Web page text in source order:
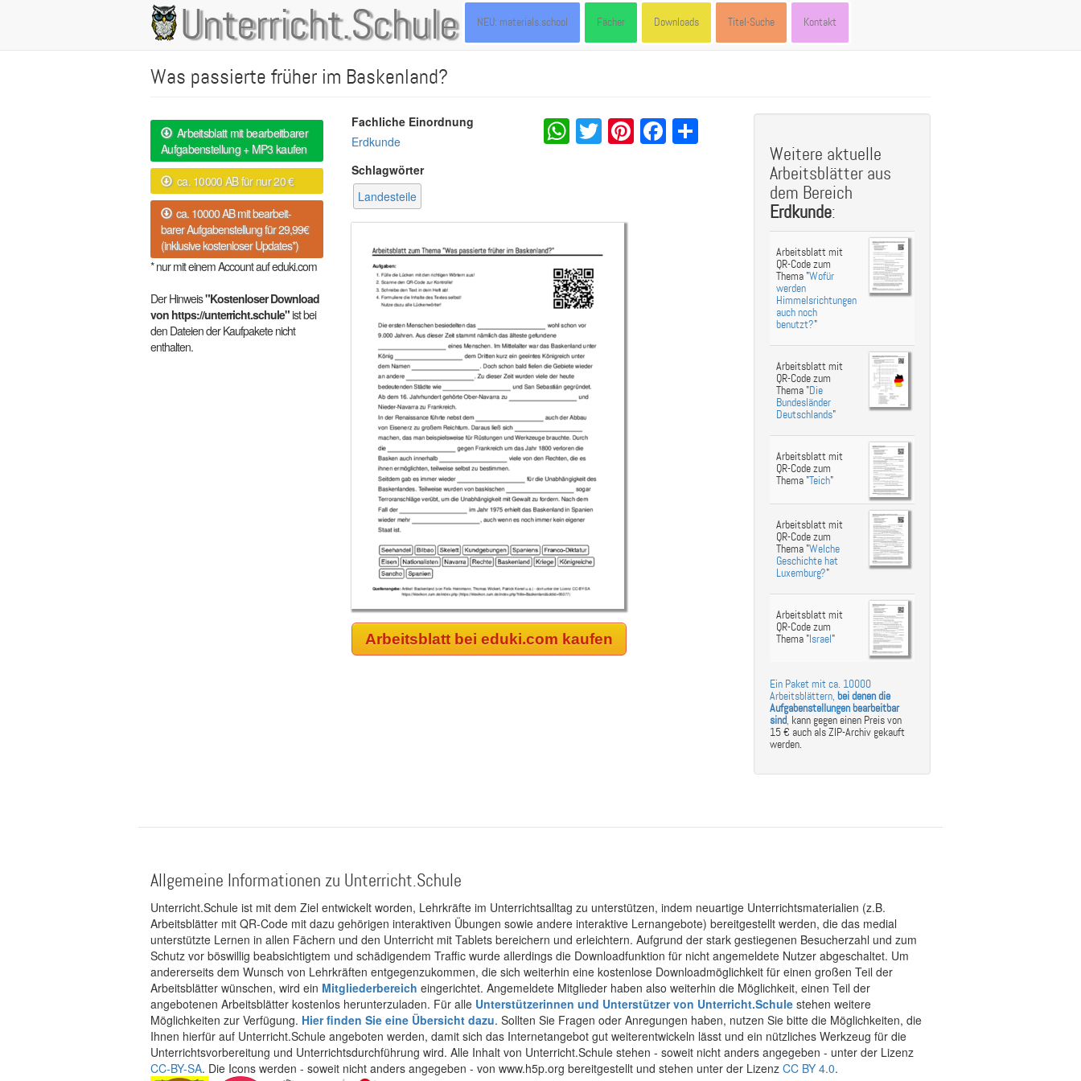
Unterricht.Schule
Main
navigation
NEU: materials.school Fächer Downloads Titel-Suche Kontakt
Was passierte früher im Baskenland?
Arbeitsblatt mit bearbeitbarer
Aufgabenstellung + MP3 kaufen
ca. 10000 AB für nur 20 €
ca. 10000 AB mit bearbeit-
barer Aufgabenstellung für 29,99€
(inklusive kostenloser Updates*)
* nur mit einem Account auf eduki.com
Der Hinweis"Kostenloser Download
von https://unterricht.schule"ist bei
den Dateien der Kaufpakete nicht
enthalten.
Fachliche Einordnung
Erdkunde
Schlagwörter
Landesteile
WhatsApp
Twitter
Pinterest
Facebook
Share
Arbeitsblatt bei eduki.com kaufen
Weitere aktuelle
Arbeitsblätter aus
dem Bereich
Erdkunde:
Arbeitsblatt mit
QR-Code zum
Thema "Wofür
werden
Himmelsrichtungen
auch noch
benutzt?"
Arbeitsblatt mit
QR-Code zum
Thema "Die
Bundesländer
Deutschlands"
Arbeitsblatt mit
QR-Code zum
Thema "Teich"
Arbeitsblatt mit
QR-Code zum
Thema "Welche
Geschichte hat
Luxemburg?"
Arbeitsblatt mit
QR-Code zum
Thema "Israel"
Ein Paket mit ca. 10000
Arbeitsblättern, bei denen die
Aufgabenstellungen bearbeitbar
sind, kann gegen einen Preis von
15 € auch als ZIP-Archiv gekauft
werden.
Allgemeine Informationen zu Unterricht.Schule
Unterricht.Schule ist mit dem Ziel entwickelt worden, Lehrkräfte im Unterrichtsalltag zu unterstützen, indem neuartige Unterrichtsmaterialien (z.B.
Arbeitsblätter mit QR-Code mit dazu gehörigen interaktiven Übungen sowie andere interaktive Lernangebote) bereitgestellt werden, die das medial
unterstützte Lernen in allen Fächern und den Unterricht mit Tablets bereichern und erleichtern. Aufgrund der stark gestiegenen Besucherzahl und zum
Schutz vor böswillig beabsichtigtem und schädigendem Traffic wurde allerdings die Downloadfunktion für nicht angemeldete Nutzer abgeschaltet. Um
andererseits dem Wunsch von Lehrkräften entgegenzukommen, die sich weiterhin eine kostenlose Downloadmöglichkeit für einen großen Teil der
Arbeitsblätter wünschen, wird ein Mitgliederbereich eingerichtet. Angemeldete Mitglieder haben also weiterhin die Möglichkeit, einen Teil der
angebotenen Arbeitsblätter kostenlos herunterzuladen. Für alle Unterstützerinnen und Unterstützer von Unterricht.Schule stehen weitere
Möglichkeiten zur Verfügung. Hier finden Sie eine Übersicht dazu. Sollten Sie Fragen oder Anregungen haben, nutzen Sie bitte die Möglichkeiten, die
Ihnen hierfür auf Unterricht.Schule angeboten werden, damit sich das Internetangebot gut weiterentwickeln lässt und ein nützliches Werkzeug für die
Unterrichtsvorbereitung und Unterrichtsdurchführung wird. Alle Inhalt von Unterricht.Schule stehen - soweit nicht anders angegeben - unter der Lizenz
CC-BY-SA. Die Icons werden - soweit nicht anders angegeben - von www.h5p.org bereitgestellt und stehen unter der Lizenz CC BY 4.0.